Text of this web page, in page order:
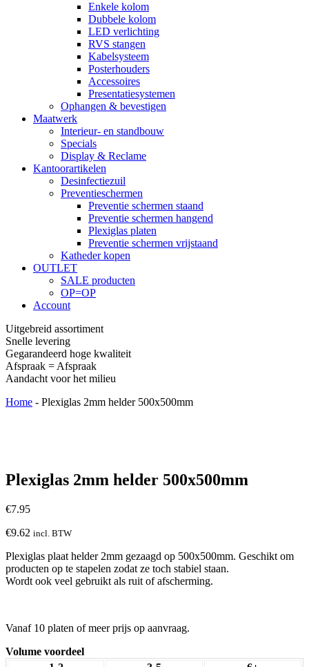
Enkele kolom
Dubbele kolom
LED verlichting
RVS stangen
Kabelsysteem
Posterhouders
Accessoires
Presentatiesystemen
Ophangen & bevestigen
Maatwerk
Interieur- en standbouw
Specials
Display & Reclame
Kantoorartikelen
Desinfectiezuil
Preventieschermen
Preventie schermen staand
Preventie schermen hangend
Plexiglas platen
Preventie schermen vrijstaand
Katheder kopen
OUTLET
SALE producten
OP=OP
Account
Uitgebreid assortiment
Snelle levering
Gegarandeerd hoge kwaliteit
Afspraak = Afspraak
Aandacht voor het milieu
Home - Plexiglas 2mm helder 500x500mm
Plexiglas 2mm helder 500x500mm
€7.95
€9.62 incl. BTW
Plexiglas plaat helder 2mm gezaagd op 500x500mm. Geschikt om
producten op te stapelen zodat ze toch stabiel staan.
Wordt ook veel gebruikt als ruit of afscherming.
Vanaf 10 platen of meer prijs op aanvraag.
Volume voordeel